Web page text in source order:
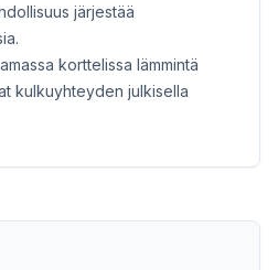
järjestää
korttelissa lämmintä
kulkuyhteyden julkisella